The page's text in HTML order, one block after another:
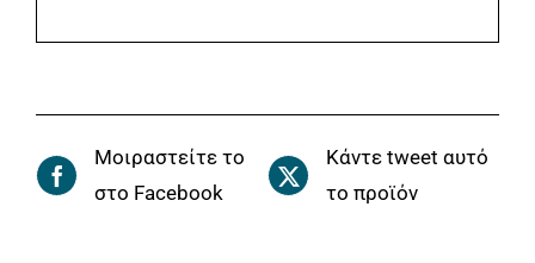
Μοιραστείτε το
στο Facebook
Κάντε tweet αυτό
το προϊόν